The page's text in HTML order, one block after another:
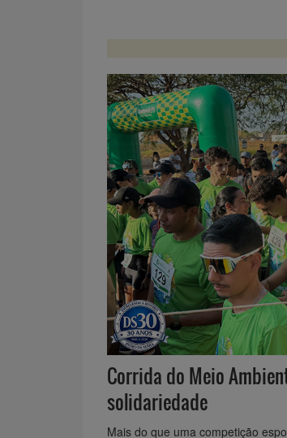
Corrida do Meio
solidariedade
Mais do que uma competição